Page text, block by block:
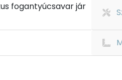
fogantyúcsavar jár